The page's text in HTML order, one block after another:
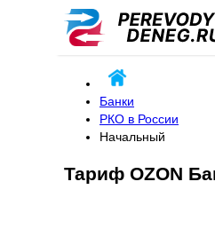
Банки
РКО в России
Начальный
Тариф OZON